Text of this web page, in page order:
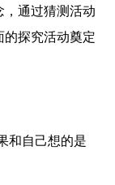
通过猜测活动
的探究活动奠定
自己想的是